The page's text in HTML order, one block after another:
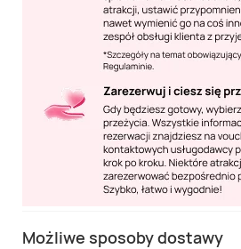
Możliwe sposoby dostawy